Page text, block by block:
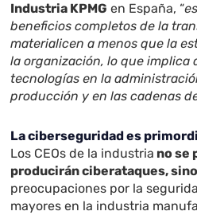
Industria KPMG en España, “
beneficios completos de la
materialicen a menos que la
la organización, lo que implica
tecnologías en la
producción y en las cadenas
La ciberseguridad es
Los CEOs de la industria no se
producirán ciberataques,
preocupaciones por la
mayores en la industria